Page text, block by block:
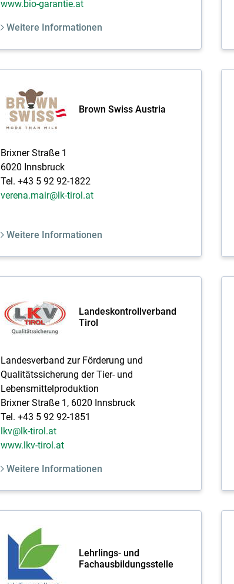
www.bio-garantie.at
Weitere Informationen
Brown Swiss Austria
Brixner Straße 1
6020 Innsbruck
Tel. +43 5 92 92-1822
verena.mair@lk-tirol.at
Weitere Informationen
Landeskontrollverband
Tirol
Landesverband zur Förderung und
Qualitätssicherung der Tier- und
Lebensmittelproduktion
Brixner Straße 1, 6020 Innsbruck
Tel. +43 5 92 92-1851
lkv@lk-tirol.at
www.lkv-tirol.at
Weitere Informationen
Lehrlings- und
Fachausbildungsstelle